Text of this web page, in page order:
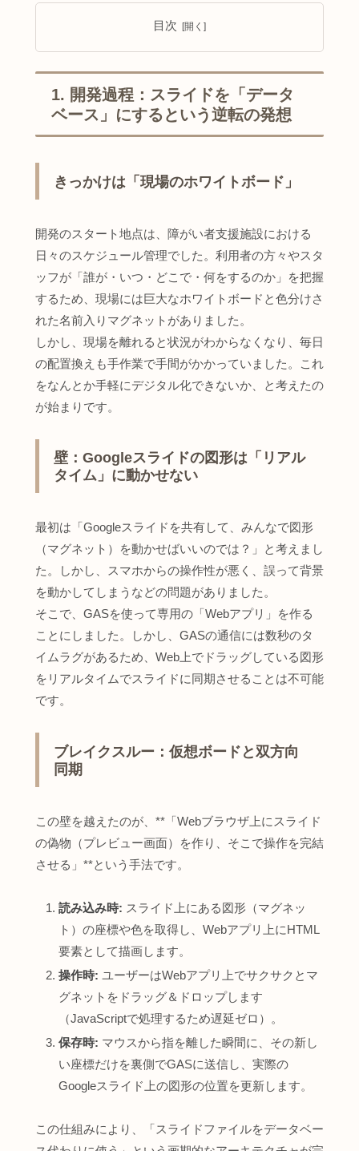
目次
1. 開発過程：スライドを「データ
ベース」にするという逆転の発想
きっかけは「現場のホワイトボード」
開発のスタート地点は、障がい者支援施設における
日々のスケジュール管理でした。利用者の方々やスタ
ッフが「誰が・いつ・どこで・何をするのか」を把握
するため、現場には巨大なホワイトボードと色分けさ
れた名前入りマグネットがありました。
しかし、現場を離れると状況がわからなくなり、毎日
の配置換えも手作業で手間がかかっていました。これ
をなんとか手軽にデジタル化できないか、と考えたの
が始まりです。
壁：Googleスライドの図形は「リアル
タイム」に動かせない
最初は「Googleスライドを共有して、みんなで図形
（マグネット）を動かせばいいのでは？」と考えまし
た。しかし、スマホからの操作性が悪く、誤って背景
を動かしてしまうなどの問題がありました。
そこで、GASを使って専用の「Webアプリ」を作る
ことにしました。しかし、GASの通信には数秒のタ
イムラグがあるため、Web上でドラッグしている図形
をリアルタイムでスライドに同期させることは不可能
です。
ブレイクスルー：仮想ボードと双方向
同期
この壁を越えたのが、**「Webブラウザ上にスライド
の偽物（プレビュー画面）を作り、そこで操作を完結
させる」**という手法です。
読み込み時: スライド上にある図形（マグネッ
ト）の座標や色を取得し、Webアプリ上にHTML
要素として描画します。
操作時: ユーザーはWebアプリ上でサクサクとマ
グネットをドラッグ＆ドロップします
（JavaScriptで処理するため遅延ゼロ）。
保存時: マウスから指を離した瞬間に、その新し
い座標だけを裏側でGASに送信し、実際の
Googleスライド上の図形の位置を更新します。
この仕組みにより、「スライドファイルをデータベー